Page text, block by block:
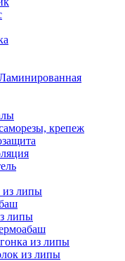
крепеж
из липы
липы
из липы
из липы